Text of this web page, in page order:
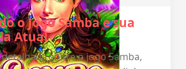
o Jogo Samba e sua
Atual
sobre o jogo Samba,